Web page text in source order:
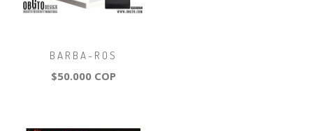
BARBA-ROS
$50.000 COP